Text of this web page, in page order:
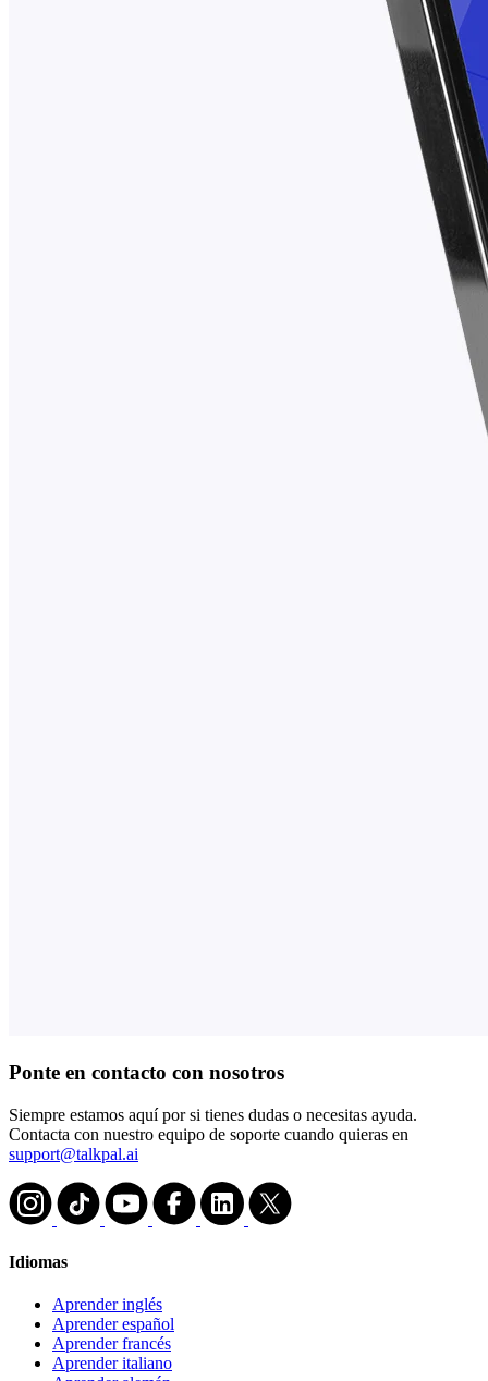
Ponte en contacto con nosotros
Siempre estamos aquí por si tienes dudas o necesitas ayuda.
Contacta con nuestro equipo de soporte cuando quieras en
support@talkpal.ai
Idiomas
Aprender inglés
Aprender español
Aprender francés
Aprender italiano